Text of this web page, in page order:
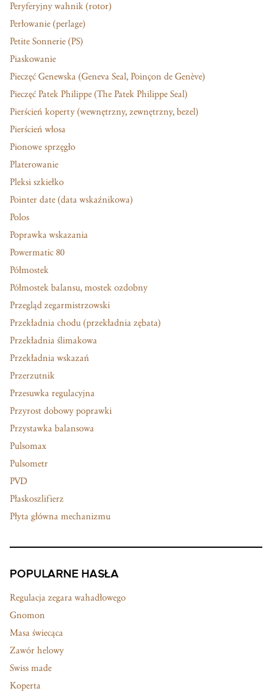
Peryferyjny wahnik (rotor)
Perłowanie (perlage)
Petite Sonnerie (PS)
Piaskowanie
Pieczęć Genewska (Geneva Seal, Poinçon de Genève)
Pieczęć Patek Philippe (The Patek Philippe Seal)
Pierścień koperty (wewnętrzny, zewnętrzny, bezel)
Pierścień włosa
Pionowe sprzęgło
Platerowanie
Pleksi szkiełko
Pointer date (data wskaźnikowa)
Polos
Poprawka wskazania
Powermatic 80
Półmostek
Półmostek balansu, mostek ozdobny
Przegląd zegarmistrzowski
Przekładnia chodu (przekładnia zębata)
Przekładnia ślimakowa
Przekładnia wskazań
Przerzutnik
Przesuwka regulacyjna
Przyrost dobowy poprawki
Przystawka balansowa
Pulsomax
Pulsometr
PVD
Płaskoszlifierz
Płyta główna mechanizmu
POPULARNE HASŁA
Regulacja zegara wahadłowego
Gnomon
Masa świecąca
Zawór helowy
Swiss made
Koperta